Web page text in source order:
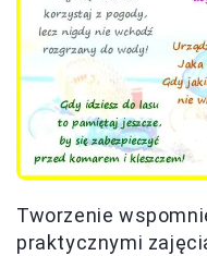
Tworzenie
praktycznymi